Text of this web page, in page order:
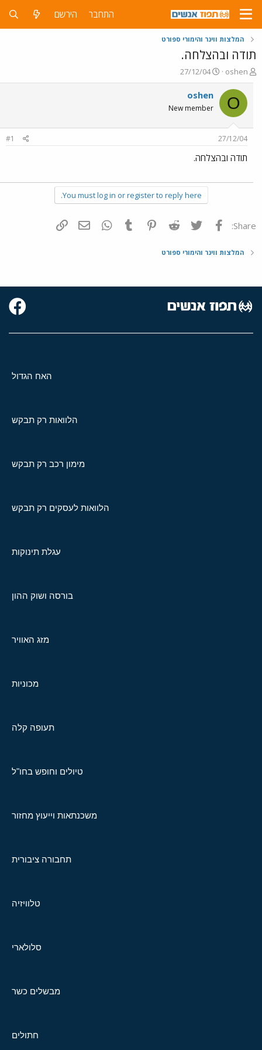
התחבר הירשם
המלצות ווינר והימורי ספורט
תודה ובהצלחה.
פ
ו
ת
ח
ה
ש
א
oshen
פ
ו
ר
ם
ר
27/12/04
O
oshen
New member
27/12/04
#1
תודה ובהצלחה.
You must log in or register to reply here.
Share: פייסבוק Twitter
Reddit
Pinterest
Tumblr
WhatsAppדואר אלקטרוני
המלצות ווינר והימורי ספורט
האח הגדול
הלוואות רק תבקש
מימון רכב רק תבקש
הלוואות לעסקים רק תבקש
עגלת תינוקות
בורסה ושוק ההון
מזג האוויר
מכוניות
תעופה קלה
טיולים וחופש בחו"ל
משכנתאות וייעוץ מחזור
תחבורה ציבורית
טלוויזיה
סלולארי
מבשלים כשר
חתולים